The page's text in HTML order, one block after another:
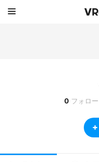
0 フォロー